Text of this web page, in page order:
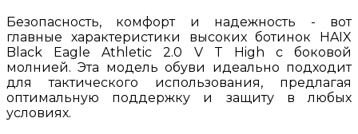
Безопасность, комфорт и надежность - вот
главные характеристики высоких ботинок HAIX
Black Eagle Athletic 2.0 V T High с боковой
молнией. Эта модель обуви идеально подходит
для тактического использования, предлагая
оптимальную поддержку и защиту в любых
условиях.